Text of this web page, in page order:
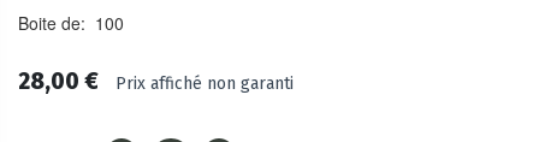
Boite de: 100
28,00 € Prix affiché non garanti